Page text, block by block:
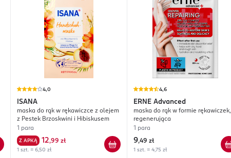
4,0
ISANA
maska do rąk w rękawiczce z olejem
z Pestek Brzoskwini i Hibiskusem
1 para
Z APKĄ 12,99 zł
1 szt. = 6,50 zł
4,6
ERNE Advanced
maska do rąk w formie rękawiczek,
regenerująca
1 para
9,49 zł
1 szt. = 4,75 zł